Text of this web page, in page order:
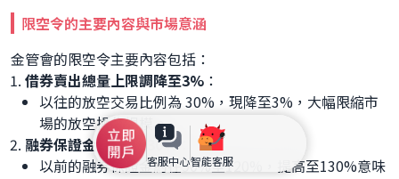
客服中心智能客服
限空令的主要內容與市場意涵
金管會的限空令主要內容包括：
借券賣出總量上限調降至3% ：
以往的放空交易比例為 30%，現降至3%，大幅限縮市
場的放空操作規模。
融券保證金提高至130%：
以前的融券保證金約在90%至120%，提高至130%意味